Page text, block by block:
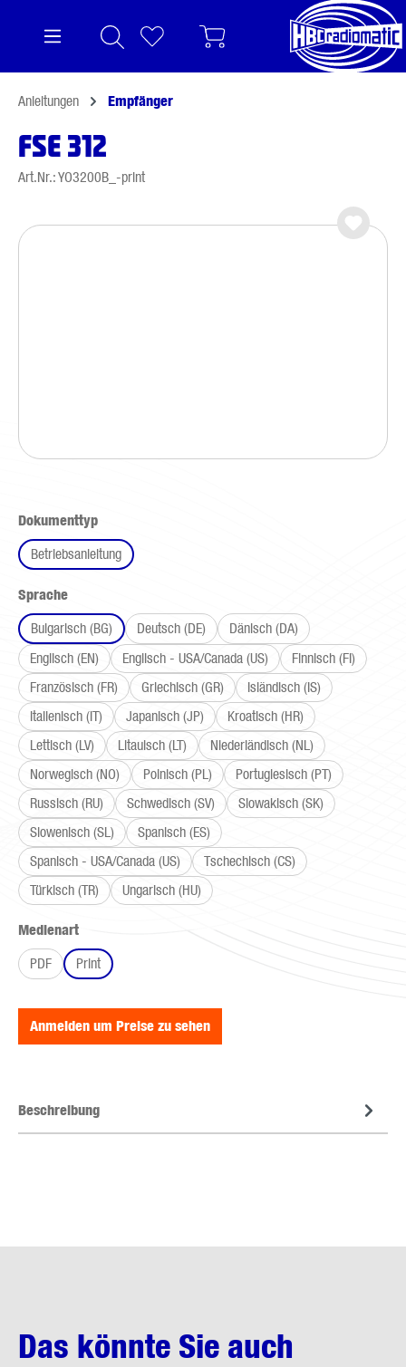
Anleitungen Empfänger
FSE 312
Art.Nr.: YO3200B_-print
Bildergalerie überspringen
Dokumenttypauswählen
Betriebsanleitung
Spracheauswählen
Bulgarisch (BG)
Deutsch (DE)
Dänisch (DA)
Englisch (EN)
Englisch - USA/Canada (US)
Finnisch (FI)
Französisch (FR)
Griechisch (GR)
Isländisch (IS)
Italienisch (IT)
Japanisch (JP)
Kroatisch (HR)
Lettisch (LV)
Litauisch (LT)
Niederländisch (NL)
Norwegisch (NO)
Polnisch (PL)
Portugiesisch (PT)
Russisch (RU)
Schwedisch (SV)
Slowakisch (SK)
Slowenisch (SL)
Spanisch (ES)
Spanisch - USA/Canada (US)
Tschechisch (CS)
Türkisch (TR)
Ungarisch (HU)
Medienartauswählen
PDF
Print
Anmelden um Preise zu sehen
Beschreibung
Das könnte Sie auch